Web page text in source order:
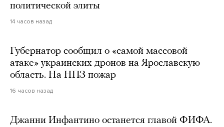
политической элиты
14 часов назад
Губернатор сообщил о «самой массовой
атаке» украинских дронов на Ярославскую
область. На НПЗ пожар
16 часов назад
Джанни Инфантино останется главой ФИФА.